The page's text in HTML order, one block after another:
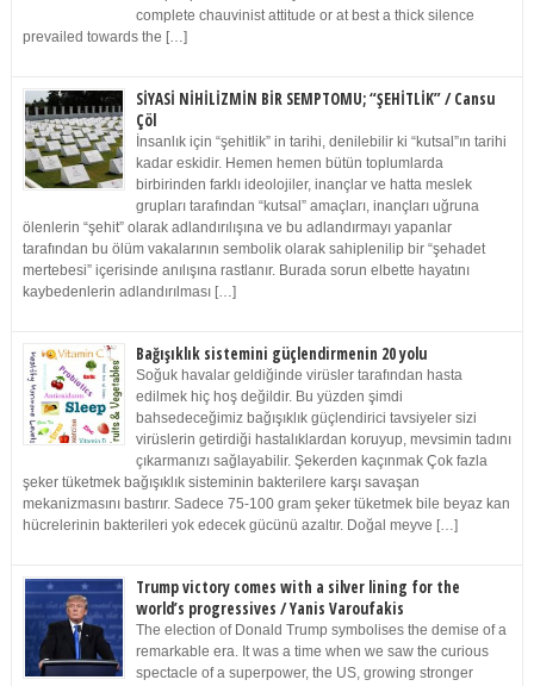
complete chauvinist attitude or at best a thick silence
prevailed towards the […]
SİYASİ NİHİLİZMİN BİR SEMPTOMU; “ŞEHİTLİK” / Cansu
Çöl
İnsanlık için “şehitlik” in tarihi, denilebilir ki “kutsal”ın tarihi
kadar eskidir. Hemen hemen bütün toplumlarda
birbirinden farklı ideolojiler, inançlar ve hatta meslek
grupları tarafından “kutsal” amaçları, inançları uğruna
ölenlerin “şehit” olarak adlandırılışına ve bu adlandırmayı yapanlar
tarafından bu ölüm vakalarının sembolik olarak sahiplenilip bir “şehadet
mertebesi” içerisinde anılışına rastlanır. Burada sorun elbette hayatını
kaybedenlerin adlandırılması […]
Bağışıklık sistemini güçlendirmenin 20 yolu
Soğuk havalar geldiğinde virüsler tarafından hasta
edilmek hiç hoş değildir. Bu yüzden şimdi
bahsedeceğimiz bağışıklık güçlendirici tavsiyeler sizi
virüslerin getirdiği hastalıklardan koruyup, mevsimin tadını
çıkarmanızı sağlayabilir. Şekerden kaçınmak Çok fazla
şeker tüketmek bağışıklık sisteminin bakterilere karşı savaşan
mekanizmasını bastırır. Sadece 75-100 gram şeker tüketmek bile beyaz kan
hücrelerinin bakterileri yok edecek gücünü azaltır. Doğal meyve […]
Trump victory comes with a silver lining for the
world’s progressives / Yanis Varoufakis
The election of Donald Trump symbolises the demise of a
remarkable era. It was a time when we saw the curious
spectacle of a superpower, the US, growing stronger